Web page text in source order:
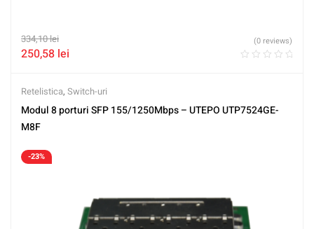
334,10lei
250,58 lei
(0 reviews)
Retelistica, Switch-uri
Modul 8 porturi SFP 155/1250Mbps – UTEPO UTP7524GE-
M8F
-23%